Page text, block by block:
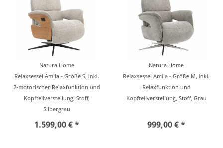
Natura Home
Relaxsessel Amila - Größe S, inkl.
2-motorischer Relaxfunktion und
Kopfteilverstellung, Stoff,
Silbergrau
1.599,00 € *
Natura Home
Relaxsessel Amila - Größe M, inkl.
Relaxfunktion und
Kopfteilverstellung, Stoff, Grau
999,00 € *